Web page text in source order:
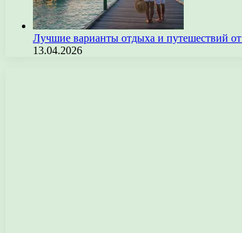
Лучшие варианты отдыха и путешествий
13.04.2026